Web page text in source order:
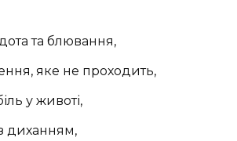
та блювання,
яке не проходить,
у животі,
диханням,